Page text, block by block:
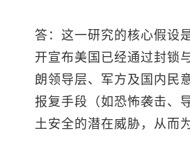
答：这一研究的核心假设
开宣布美国已经通过封锁
朗领导层、军方及国内民
报复手段（如恐怖袭击、
土安全的潜在威胁，从而